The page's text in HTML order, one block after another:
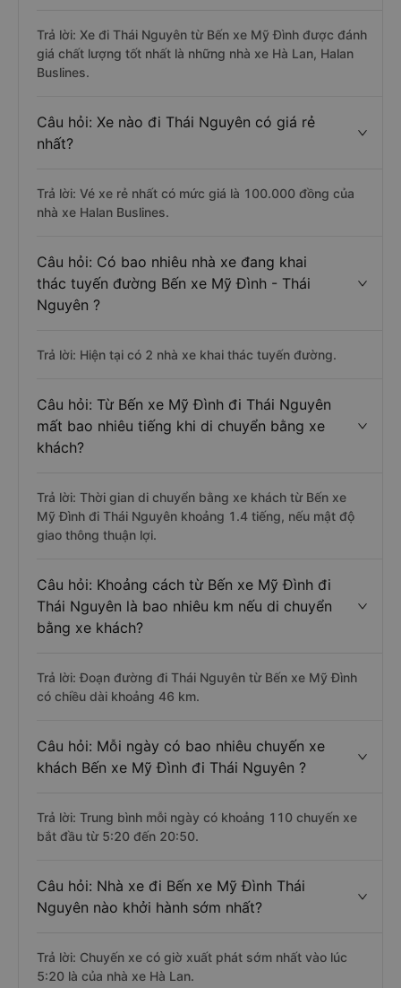
Trả lời: Xe đi Thái Nguyên từ Bến xe Mỹ Đình được đánh
giá chất lượng tốt nhất là những nhà xe Hà Lan, Halan
Buslines.
Câu hỏi: Xe nào đi Thái Nguyên có giá rẻ
nhất?
Trả lời: Vé xe rẻ nhất có mức giá là 100.000 đồng của
nhà xe Halan Buslines.
Câu hỏi: Có bao nhiêu nhà xe đang khai
thác tuyến đường Bến xe Mỹ Đình - Thái
Nguyên ?
Trả lời: Hiện tại có 2 nhà xe khai thác tuyến đường.
Câu hỏi: Từ Bến xe Mỹ Đình đi Thái Nguyên
mất bao nhiêu tiếng khi di chuyển bằng xe
khách?
Trả lời: Thời gian di chuyển bằng xe khách từ Bến xe
Mỹ Đình đi Thái Nguyên khoảng 1.4 tiếng, nếu mật độ
giao thông thuận lợi.
Câu hỏi: Khoảng cách từ Bến xe Mỹ Đình đi
Thái Nguyên là bao nhiêu km nếu di chuyển
bằng xe khách?
Trả lời: Đoạn đường đi Thái Nguyên từ Bến xe Mỹ Đình
có chiều dài khoảng 46 km.
Câu hỏi: Mỗi ngày có bao nhiêu chuyến xe
khách Bến xe Mỹ Đình đi Thái Nguyên ?
Trả lời: Trung bình mỗi ngày có khoảng 110 chuyến xe
bắt đầu từ 5:20 đến 20:50.
Câu hỏi: Nhà xe đi Bến xe Mỹ Đình Thái
Nguyên nào khởi hành sớm nhất?
Trả lời: Chuyến xe có giờ xuất phát sớm nhất vào lúc
5:20 là của nhà xe Hà Lan.